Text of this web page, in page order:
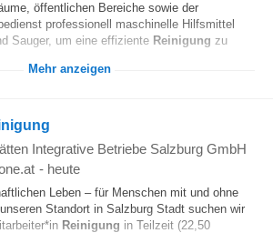
öffentlichen Bereiche sowie der
professionell maschinelle Hilfsmittel
Sauger, um eine effiziente Reinigung zu
Mehr anzeigen
Integrative Betriebe Salzburg GmbH
- heute
Leben – für Menschen mit und ohne
Standort in Salzburg Stadt suchen wir
Reinigung in Teilzeit (22,50